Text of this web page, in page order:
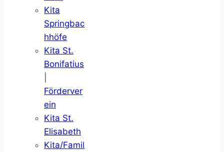
Kita
Springbac
hhöfe
Kita St.
Bonifatius
Förderver
ein
Kita St.
Elisabeth
Kita/Famil